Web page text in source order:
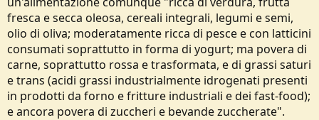
fresca e secca oleosa, cereali integrali, legumi e semi,
olio di oliva; moderatamente ricca di pesce e con latticini
consumati soprattutto in forma di yogurt; ma povera di
carne, soprattutto rossa e trasformata, e di grassi saturi
e trans (acidi grassi industrialmente idrogenati presenti
in prodotti da forno e fritture industriali e dei fast-food);
e ancora povera di zuccheri e bevande zuccherate".